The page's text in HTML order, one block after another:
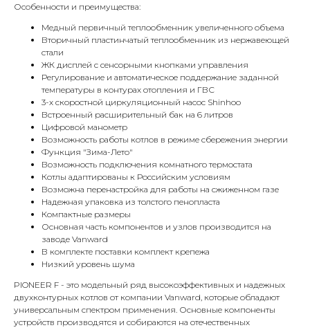
Особенности и преимущества:
Медный первичный теплообменник увеличенного объема
Вторичный пластинчатый теплообменник из нержавеющей
стали
ЖК дисплей с сенсорными кнопками управления
Регулирование и автоматическое поддержание заданной
температуры в контурах отопления и ГВС
3-х скоростной циркуляционный насос Shinhoo
Встроенный расширительный бак на 6 литров
Цифровой манометр
Возможность работы котлов в режиме сбережения энергии
Функция "Зима-Лето"
Возможность подключения комнатного термостата
Котлы адаптированы к Российским условиям
Возможна перенастройка для работы на сжиженном газе
Надежная упаковка из толстого пенопласта
Компактные размеры
Основная часть компонентов и узлов производится на
заводе Vanward
В комплекте поставки комплект крепежа
Низкий уровень шума
PIONEER F - это модельный ряд высокоэффективных и надежных
двухконтурных котлов от компании Vanward, которые обладают
универсальным спектром применения. Основные компоненты
устройств производятся и собираются на отечественных
Адрес
Г.Москва Волоколамское шоссе,
71/22к2
Пн-вс с 9:00 до 18:00
Телефон
8 495 233-79-79
КОНТАКТЫ